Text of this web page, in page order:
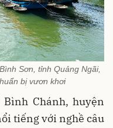
Sơn, tỉnh Quảng Ngãi,
bị vươn khơi
Chánh, huyện
tiếng với nghề câu